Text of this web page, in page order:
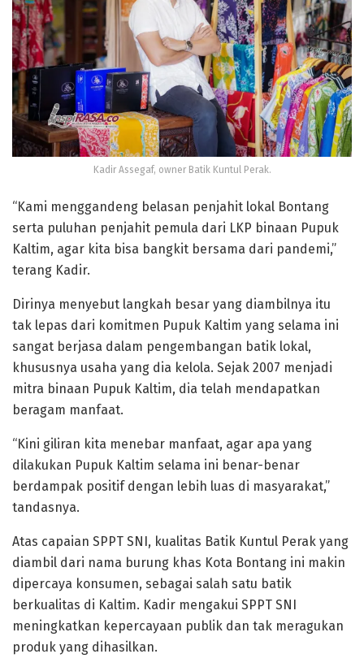
Kadir Assegaf, owner Batik Kuntul Perak.
“Kami menggandeng belasan penjahit lokal Bontang
serta puluhan penjahit pemula dari LKP binaan Pupuk
Kaltim, agar kita bisa bangkit bersama dari pandemi,”
terang Kadir.
Dirinya menyebut langkah besar yang diambilnya itu
tak lepas dari komitmen Pupuk Kaltim yang selama ini
sangat berjasa dalam pengembangan batik lokal,
khususnya usaha yang dia kelola. Sejak 2007 menjadi
mitra binaan Pupuk Kaltim, dia telah mendapatkan
beragam manfaat.
“Kini giliran kita menebar manfaat, agar apa yang
dilakukan Pupuk Kaltim selama ini benar-benar
berdampak positif dengan lebih luas di masyarakat,”
tandasnya.
Atas capaian SPPT SNI, kualitas Batik Kuntul Perak yang
diambil dari nama burung khas Kota Bontang ini makin
dipercaya konsumen, sebagai salah satu batik
berkualitas di Kaltim. Kadir mengakui SPPT SNI
meningkatkan kepercayaan publik dan tak meragukan
produk yang dihasilkan.